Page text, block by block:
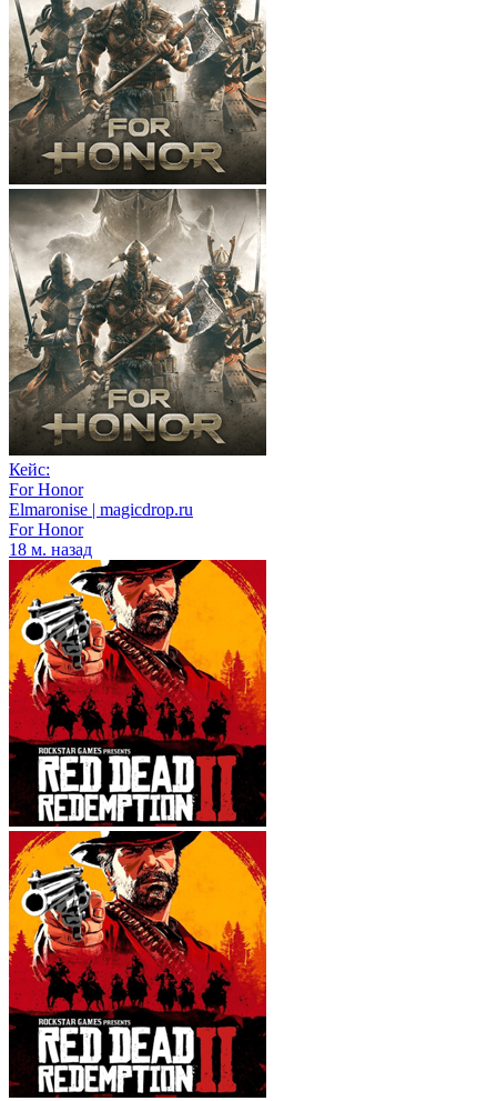
Кейс:
For Honor
Elmaronise | magicdrop.ru
For Honor
18 м. назад